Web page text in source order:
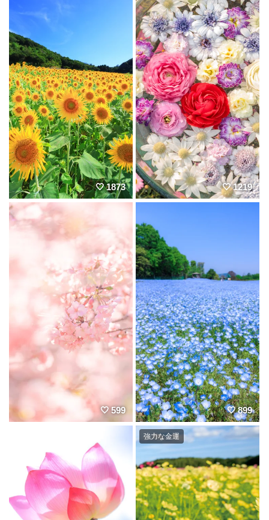
1873 1219
599 899
強力な金運